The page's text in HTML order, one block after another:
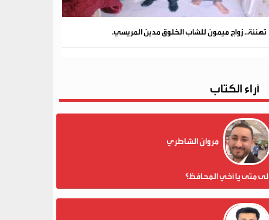
تهنئة.. زواج ميمون للشاب الخلوق مدين المريسي.
آراء الكتاب
مروان الشاطري
متى يا أخي المحافظ؟